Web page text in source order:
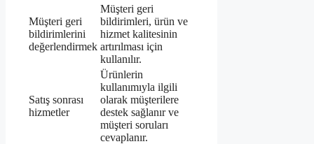
Müşteri geri
bildirimlerini
değerlendirmek
Müşteri geri
bildirimleri, ürün ve
hizmet kalitesinin
artırılması için
kullanılır.
Satış sonrası
hizmetler
Ürünlerin
kullanımıyla ilgili
olarak müşterilere
destek sağlanır ve
müşteri soruları
cevaplanır.